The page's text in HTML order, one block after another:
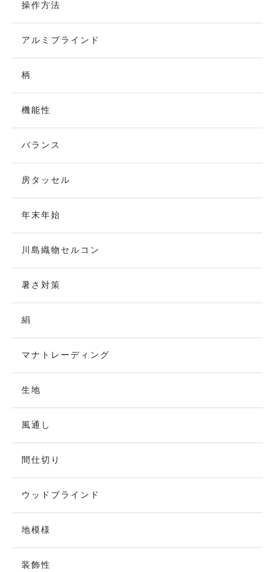
操作方法
アルミブラインド
柄
機能性
バランス
房タッセル
年末年始
川島織物セルコン
暑さ対策
絹
マナトレーディング
生地
風通し
間仕切り
ウッドブラインド
地模様
装飾性